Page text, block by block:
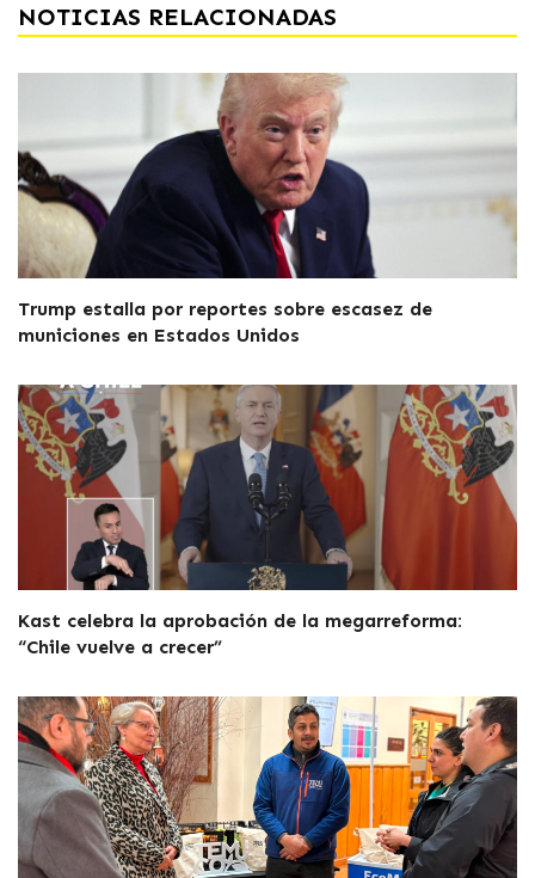
NOTICIAS RELACIONADAS
Trump estalla por reportes sobre escasez de
municiones en Estados Unidos
Kast celebra la aprobación de la megarreforma:
“Chile vuelve a crecer”